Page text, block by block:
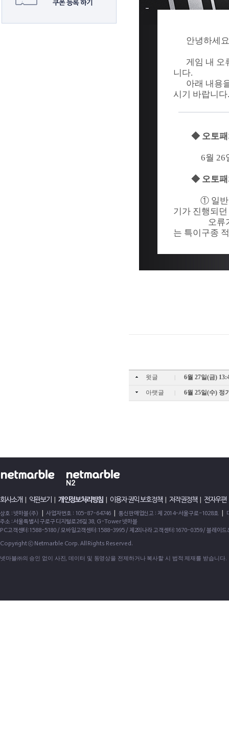
안녕하세
게임 내 오
니다.
아래 내용
시기 바랍니다.
◆ 오토패
6월 26
◆ 오토패
① 일반
기가 진행되던
오류
는 특이구종
윗글 | 6월 27일(금)
아랫글 | 6월 25일(수) 정
회사소개 약관보기 개인정보처리방침 이용자 권익 보호정책| 저작권정책| 전자우편
상호 : 넷마블(주) 사업자번호 : 105-87-64746 통신판매업신고 : 제 2014-서울구로-1028호
주소 : 서울특별시 구로구 디지털로26길 38, G-Tower 넷마블
PC고객센터:1588-5180 / 모바일고객센터:1588-3995 / 제2의나라 고객센터:1670-0359 / 블레이
Copyright ⓒ Netmarble Corp. All Rights Reserved.
넷마블㈜의 승인 없이 사진, 데이터 및 동영상을 전제하거나 복사할 시 법적 제재를 받습니다.